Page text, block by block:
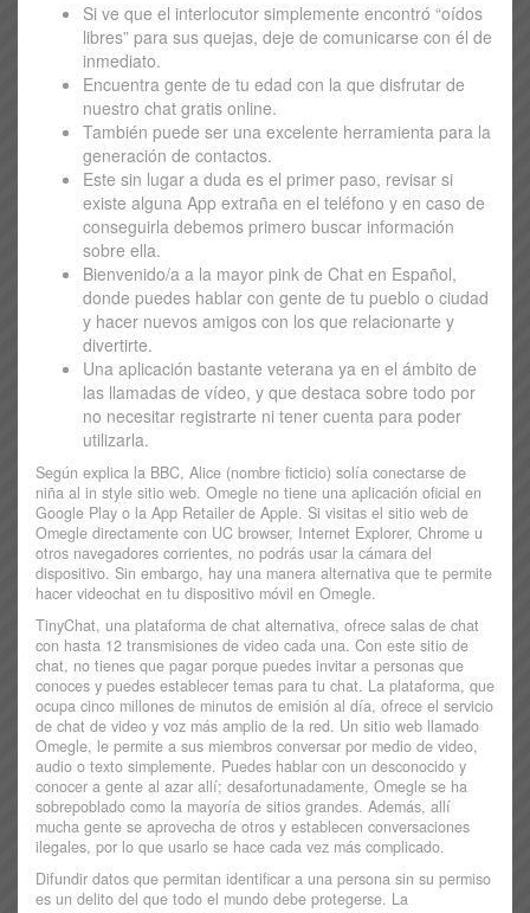
Si ve que el interlocutor simplemente encontró “oídos
libres” para sus quejas, deje de comunicarse con él de
inmediato.
Encuentra gente de tu edad con la que disfrutar de
nuestro chat gratis online.
También puede ser una excelente herramienta para la
generación de contactos.
Este sin lugar a duda es el primer paso, revisar si
existe alguna App extraña en el teléfono y en caso de
conseguirla debemos primero buscar información
sobre ella.
Bienvenido/a a la mayor pink de Chat en Español,
donde puedes hablar con gente de tu pueblo o ciudad
y hacer nuevos amigos con los que relacionarte y
divertirte.
Una aplicación bastante veterana ya en el ámbito de
las llamadas de vídeo, y que destaca sobre todo por
no necesitar registrarte ni tener cuenta para poder
utilizarla.
Según explica la BBC, Alice (nombre ficticio) solía conectarse de
niña al in style sitio web. Omegle no tiene una aplicación oficial en
Google Play o la App Retailer de Apple. Si visitas el sitio web de
Omegle directamente con UC browser, Internet Explorer, Chrome u
otros navegadores corrientes, no podrás usar la cámara del
dispositivo. Sin embargo, hay una manera alternativa que te permite
hacer videochat en tu dispositivo móvil en Omegle.
TinyChat, una plataforma de chat alternativa, ofrece salas de chat
con hasta 12 transmisiones de video cada una. Con este sitio de
chat, no tienes que pagar porque puedes invitar a personas que
conoces y puedes establecer temas para tu chat. La plataforma, que
ocupa cinco millones de minutos de emisión al día, ofrece el servicio
de chat de video y voz más amplio de la red. Un sitio web llamado
Omegle, le permite a sus miembros conversar por medio de video,
audio o texto simplemente. Puedes hablar con un desconocido y
conocer a gente al azar allí; desafortunadamente, Omegle se ha
sobrepoblado como la mayoría de sitios grandes. Además, allí
mucha gente se aprovecha de otros y establecen conversaciones
ilegales, por lo que usarlo se hace cada vez más complicado.
Difundir datos que permitan identificar a una persona sin su permiso
es un delito del que todo el mundo debe protegerse. La